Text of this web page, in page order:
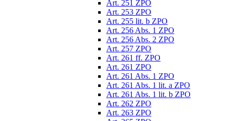
Art. 251 ZPO
Art. 253 ZPO
Art. 255 lit. b ZPO
Art. 256 Abs. 1 ZPO
Art. 256 Abs. 2 ZPO
Art. 257 ZPO
Art. 261 ff. ZPO
Art. 261 ZPO
Art. 261 Abs. 1 ZPO
Art. 261 Abs. 1 lit. a ZPO
Art. 261 Abs. 1 lit. b ZPO
Art. 262 ZPO
Art. 263 ZPO